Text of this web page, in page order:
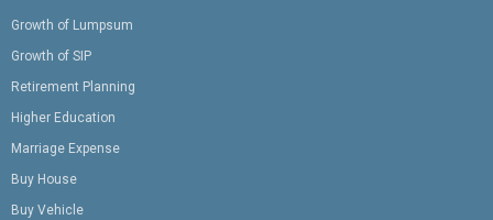
Growth of Lumpsum
Growth of SIP
Retirement Planning
Higher Education
Marriage Expense
Buy House
Buy Vehicle